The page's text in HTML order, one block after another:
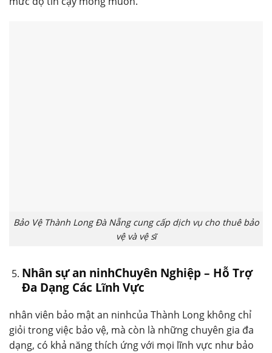
Bảo Vệ Thành Long Đà Nẵng cung cấp dịch vụ cho thuê bảo
vệ và vệ sĩ
Nhân sự an ninhChuyên Nghiệp – Hỗ Trợ
Đa Dạng Các Lĩnh Vực
nhân viên bảo mật an ninhcủa Thành Long không chỉ
giỏi trong việc bảo vệ, mà còn là những chuyên gia đa
dạng, có khả năng thích ứng với mọi lĩnh vực như bảo